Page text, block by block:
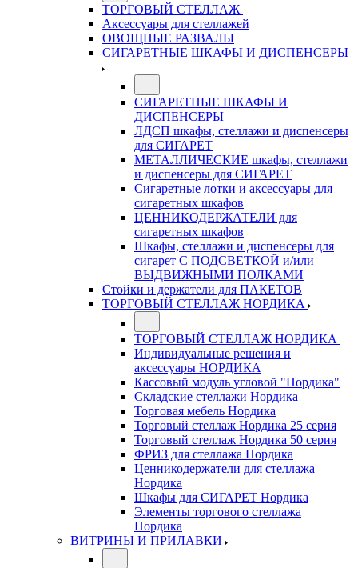
ТОРГОВЫЙ СТЕЛЛАЖ
Аксессуары для стеллажей
ОВОЩНЫЕ РАЗВАЛЫ
СИГАРЕТНЫЕ ШКАФЫ И ДИСПЕНСЕРЫ
СИГАРЕТНЫЕ ШКАФЫ И
ДИСПЕНСЕРЫ
ЛДСП шкафы, стеллажи и диспенсеры
для СИГАРЕТ
МЕТАЛЛИЧЕСКИЕ шкафы, стеллажи
и диспенсеры для СИГАРЕТ
Сигаретные лотки и аксессуары для
сигаретных шкафов
ЦЕННИКОДЕРЖАТЕЛИ для
сигаретных шкафов
Шкафы, стеллажи и диспенсеры для
сигарет С ПОДСВЕТКОЙ и/или
ВЫДВИЖНЫМИ ПОЛКАМИ
Стойки и держатели для ПАКЕТОВ
ТОРГОВЫЙ СТЕЛЛАЖ НОРДИКА
ТОРГОВЫЙ СТЕЛЛАЖ НОРДИКА
Индивидуальные решения и
аксессуары НОРДИКА
Кассовый модуль угловой "Нордика"
Складские стеллажи Нордика
Торговая мебель Нордика
Торговый стеллаж Нордика 25 серия
Торговый стеллаж Нордика 50 серия
ФРИЗ для стеллажа Нордика
Ценникодержатели для стеллажа
Нордика
Шкафы для СИГАРЕТ Нордика
Элементы торгового стеллажа
Нордика
ВИТРИНЫ И ПРИЛАВКИ